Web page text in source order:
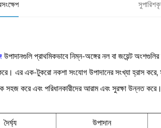
উপাদানগুলি প্রাথমিকভাবে নিম্ন-অঙ্গের নল বা জয়েন্ট
এর এক-টুকরো নকশা সংযোগ উপাদানের সংখ্যা হ্রাস করে,
সহজ করে এবং পরিধানকারীদের আরাম এবং সুরক্ষা উন্নত করে।
দৈর্ঘ্য উপাদান